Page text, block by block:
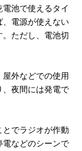
目な
約幅128×奥行
高さ98mm
商品
幅54×奥行30×高
ーカ
ンで
幅140.5×奥行
高さ56mm
視聴
幅156×奥行38×
さ89.5mm
池で使えるタイ
、電源が使えない
ただし、電池切
外などでの使用
、夜間には発電で
でラジオが作動
電などのシーンで